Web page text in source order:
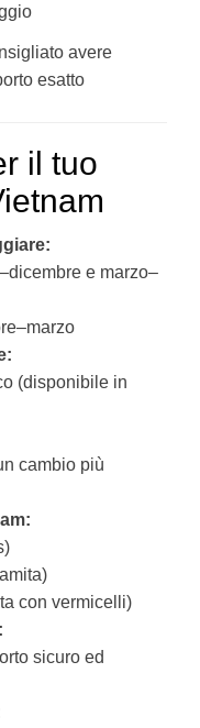
avere
esatto
il tuo
e marzo–
(disponibile in
cambio più
con vermicelli)
sicuro ed